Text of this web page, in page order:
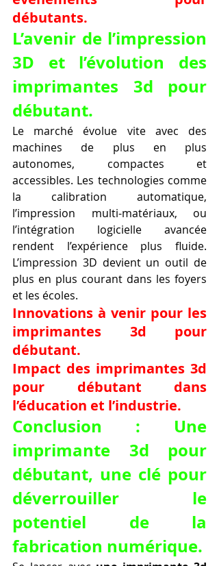
débutants.
L’avenir de l’impression
3D et l’évolution des
imprimantes 3d pour
débutant.
Le marché évolue vite avec des
machines de plus en plus
autonomes, compactes et
accessibles. Les technologies comme
la calibration automatique,
l’impression multi-matériaux, ou
l’intégration logicielle avancée
rendent l’expérience plus fluide.
L’impression 3D devient un outil de
plus en plus courant dans les foyers
et les écoles.
Innovations à venir pour les
imprimantes 3d pour
débutant.
Impact des imprimantes 3d
pour débutant dans
l’éducation et l’industrie.
Conclusion : Une
imprimante 3d pour
débutant, une clé pour
déverrouiller le
potentiel de la
fabrication numérique.